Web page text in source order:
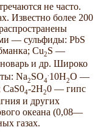
не часто.
Известно более 200
— сульфиды: PbS
Cu2S —
и др. Широко
Na2SО4 10Н2О —
4-2H20 — гипс
и других
океана (0,08—
газах.